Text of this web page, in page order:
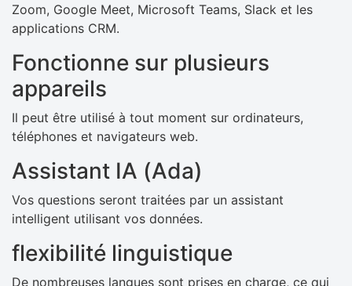
Zoom, Google Meet, Microsoft Teams, Slack et les
applications CRM.
Fonctionne sur plusieurs
appareils
Il peut être utilisé à tout moment sur ordinateurs,
téléphones et navigateurs web.
Assistant IA (Ada)
Vos questions seront traitées par un assistant
intelligent utilisant vos données.
flexibilité linguistique
De nombreuses langues sont prises en charge, ce qui